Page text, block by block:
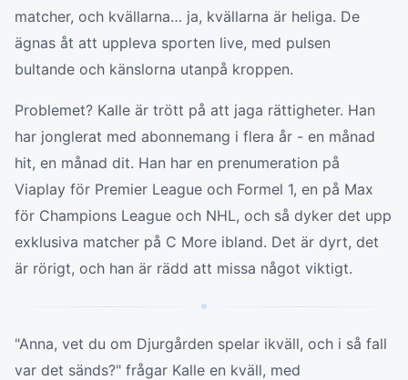
matcher, och kvällarna… ja, kvällarna är heliga. De
ägnas åt att uppleva sporten live, med pulsen
bultande och känslorna utanpå kroppen.
Problemet? Kalle är trött på att jaga rättigheter. Han
har jonglerat med abonnemang i flera år - en månad
hit, en månad dit. Han har en prenumeration på
Viaplay för Premier League och Formel 1, en på Max
för Champions League och NHL, och så dyker det upp
exklusiva matcher på C More ibland. Det är dyrt, det
är rörigt, och han är rädd att missa något viktigt.
"Anna, vet du om Djurgården spelar ikväll, och i så fall
var det sänds?" frågar Kalle en kväll, med